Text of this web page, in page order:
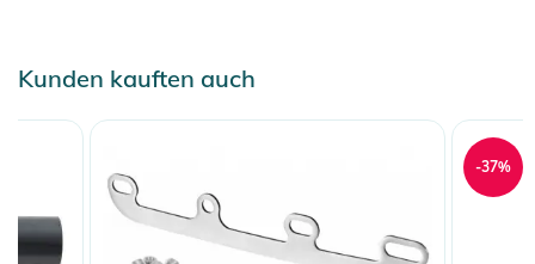
Kunden kauften auch
-37%